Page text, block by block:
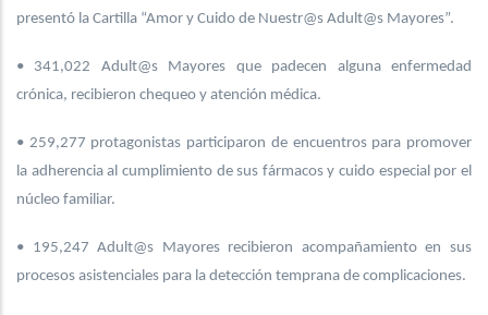
presentó la Cartilla “Amor y Cuido de Nuestr@s Adult@s Mayores”.
• 341,022 Adult@s Mayores que padecen alguna enfermedad
crónica, recibieron chequeo y atención médica.
• 259,277 protagonistas participaron de encuentros para promover
la adherencia al cumplimiento de sus fármacos y cuido especial por el
núcleo familiar.
• 195,247 Adult@s Mayores recibieron acompañamiento en sus
procesos asistenciales para la detección temprana de complicaciones.